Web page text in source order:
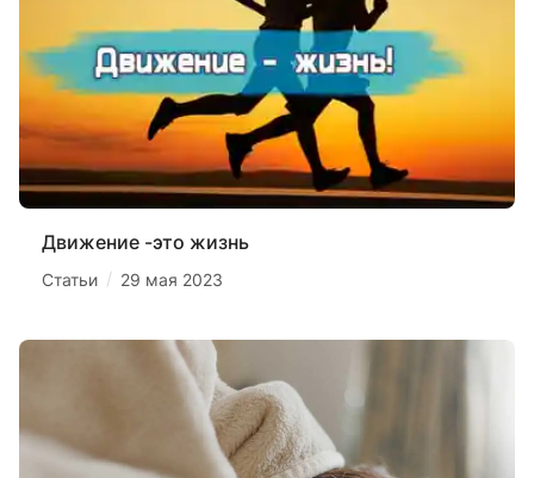
Движение -это жизнь
Статьи / 29 мая 2023